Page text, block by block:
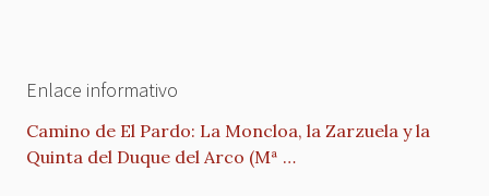
Enlace informativo
Camino de El Pardo: La Moncloa, la Zarzuela y la
Quinta del Duque del Arco (Mª …